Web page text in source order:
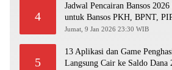
4
Jadwal Pencairan Bansos
untuk Bansos PKH, BPNT,
Jumat, 9 Jan 2026 23:30 WIB
5
13 Aplikasi dan Game
Langsung Cair ke Saldo Dana